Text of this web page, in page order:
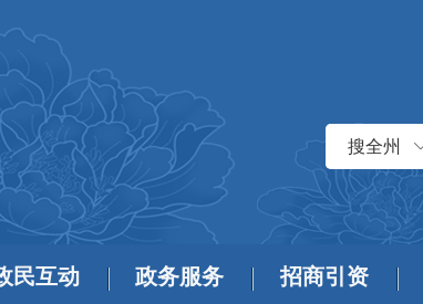
搜全州
民互动 政务服务 招商引资